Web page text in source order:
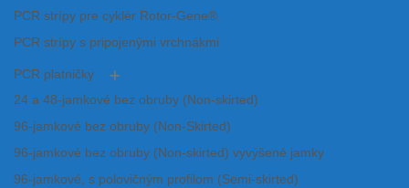
PCR strípy pre cyklér Rotor-Gene®
PCR strípy s pripojenými vrchnákmi
PCR platničky
24 a 48-jamkové bez obruby (Non-skirted)
96-jamkové bez obruby (Non-Skirted)
96-jamkové bez obruby (Non-skirted) vyvýšené jamky
96-jamkové, s polovičným profilom (Semi-skirted)